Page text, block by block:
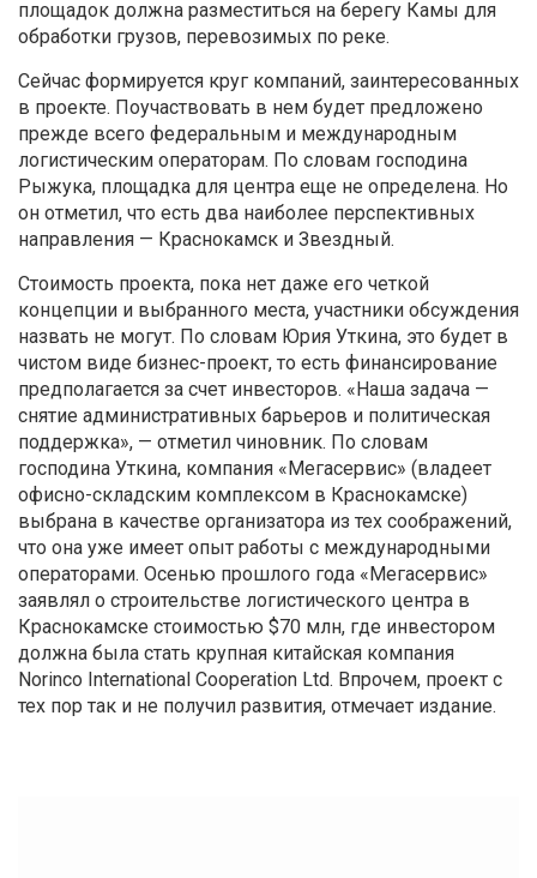
площадок должна разместиться на берегу Камы для
обработки грузов, перевозимых по реке.
Сейчас формируется круг компаний, заинтересованных
в проекте. Поучаствовать в нем будет предложено
прежде всего федеральным и международным
логистическим операторам. По словам господина
Рыжука, площадка для центра еще не определена. Но
он отметил, что есть два наиболее перспективных
направления — Краснокамск и Звездный.
Стоимость проекта, пока нет даже его четкой
концепции и выбранного места, участники обсуждения
назвать не могут. По словам Юрия Уткина, это будет в
чистом виде бизнес-проект, то есть финансирование
предполагается за счет инвесторов. «Наша задача —
снятие административных барьеров и политическая
поддержка», — отметил чиновник. По словам
господина Уткина, компания «Мегасервис» (владеет
офисно-складским комплексом в Краснокамске)
выбрана в качестве организатора из тех соображений,
что она уже имеет опыт работы с международными
операторами. Осенью прошлого года «Мегасервис»
заявлял о строительстве логистического центра в
Краснокамске стоимостью $70 млн, где инвестором
должна была стать крупная китайская компания
Norinco International Cooperation Ltd. Впрочем, проект с
тех пор так и не получил развития, отмечает издание.